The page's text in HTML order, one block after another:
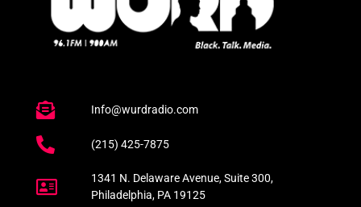
Info@wurdradio.com
(215) 425-7875
1341 N. Delaware Avenue, Suite 300,
Philadelphia, PA 19125